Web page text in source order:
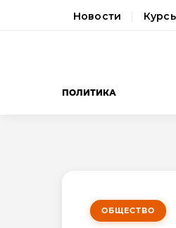
Новости
ПОЛИТИКА
ОБЩЕСТВО